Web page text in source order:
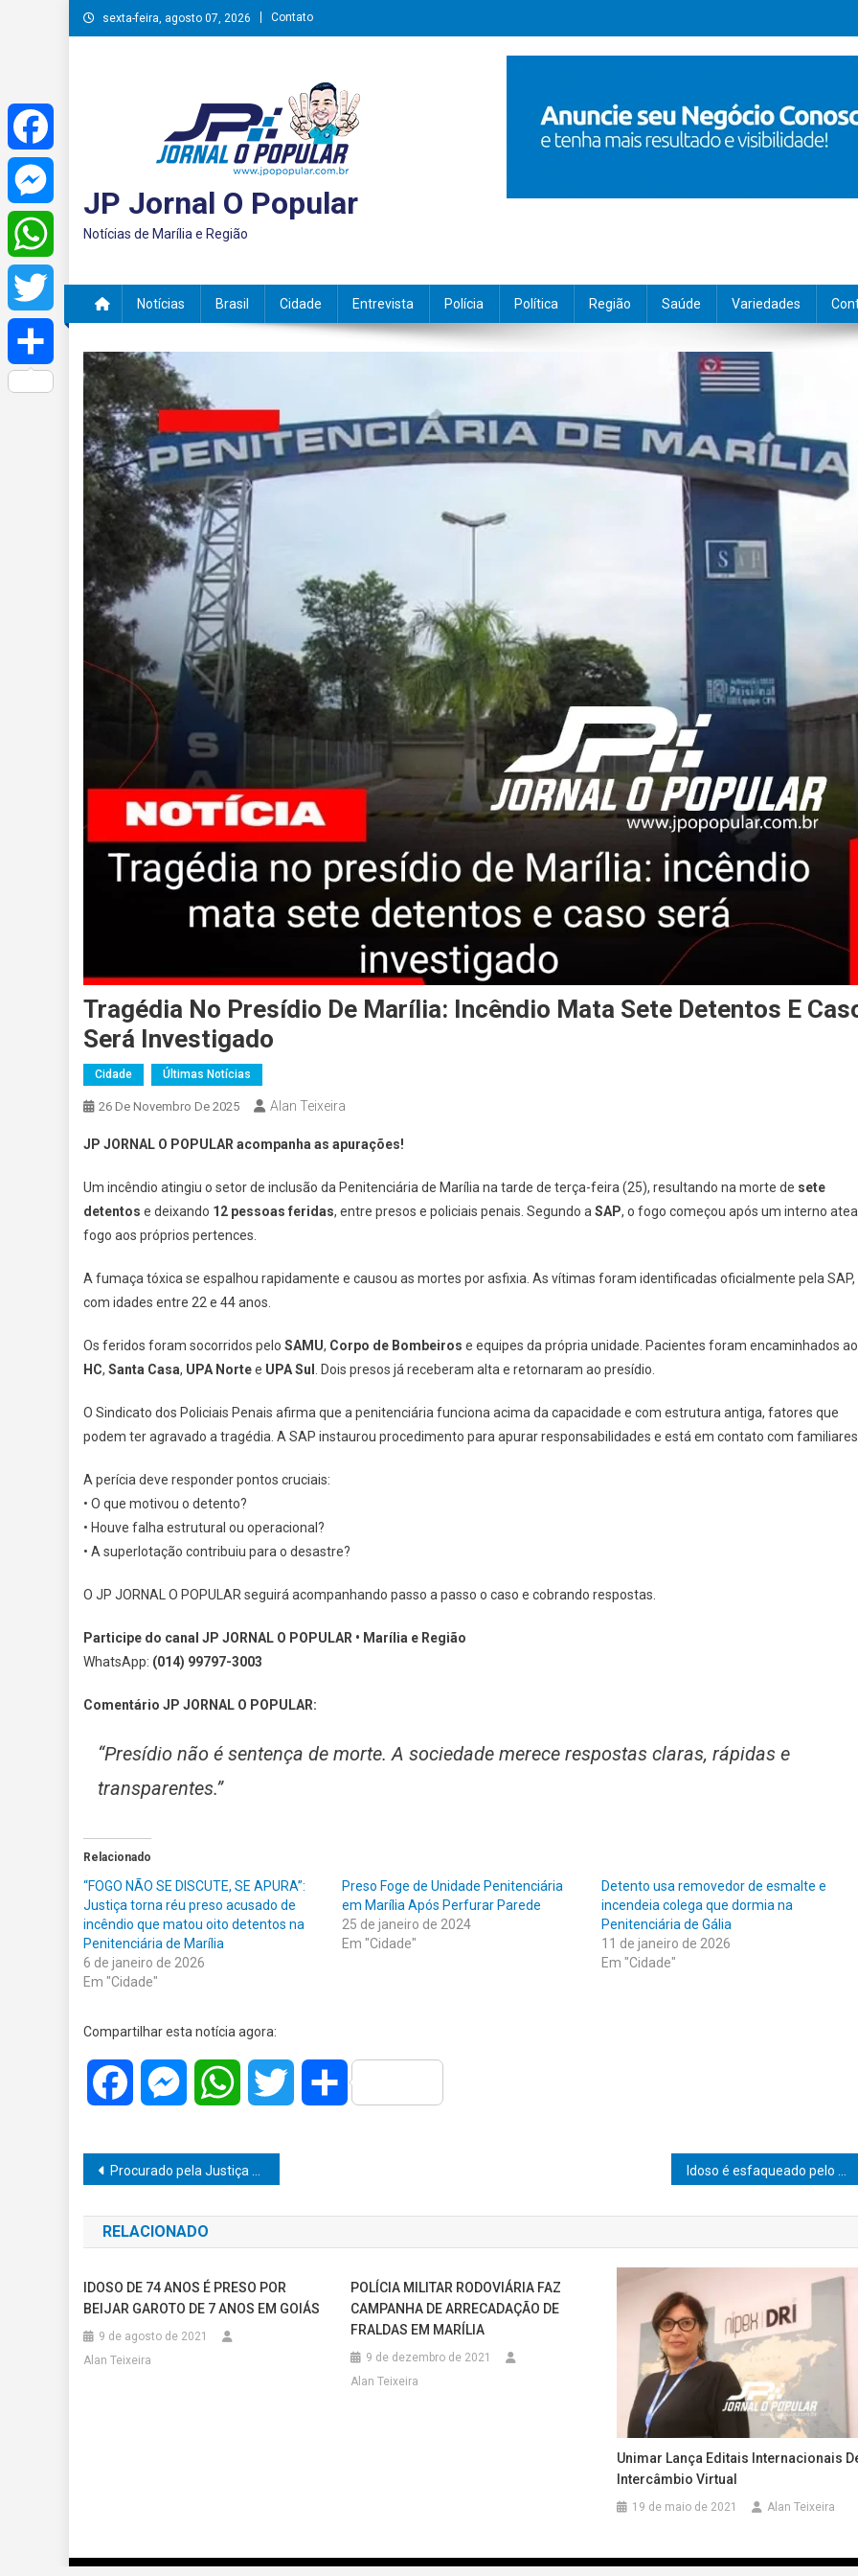
Skip
to
sexta-feira, agosto 07, 2026 Contato
JP Jornal O Popular
Notícias de Marília e Região
Notícias Brasil Cidade Entrevista Polícia Política Região Saúde Variedades
Tragédia No Presídio De Marília: Incêndio Mata Sete Detentos E
Será Investigado
Cidade Últimas Notícias
26 De Novembro De 2025 Alan Teixeira
JP JORNAL O POPULAR acompanha as apurações!
Um incêndio atingiu o setor de inclusão da Penitenciária de Marília na tarde de terça-feira (25), resultando na morte de sete
detentos e deixando 12 pessoas feridas, entre presos e policiais penais. Segundo aSAP, o fogo começou após um interno
fogo aos próprios pertences.
A fumaça tóxica se espalhou rapidamente e causou as mortes por asfixia. As vítimas foram identificadas oficialmente pela SAP,
com idades entre 22 e 44 anos.
Os feridos foram socorridos pelo SAMU, Corpo de Bombeiros e equipes da própria unidade. Pacientes foram encaminhados ao
HC, Santa Casa, UPA Nortee UPA Sul . Dois presos já receberam alta e retornaram ao presídio.
O Sindicato dos Policiais Penais afirma que a penitenciária funciona acima da capacidade e com estrutura antiga, fatores que
podem ter agravado a tragédia. A SAP instaurou procedimento para apurar responsabilidades e está em contato com
A perícia deve responder pontos cruciais:
• O que motivou o detento?
• Houve falha estrutural ou operacional?
• A superlotação contribuiu para o desastre?
O JP JORNAL O POPULAR seguirá acompanhando passo a passo o caso e cobrando respostas.
Participe do canal JP JORNAL O POPULAR • Marília e Região
WhatsApp: (014) 99797-3003
Comentário JP JORNAL O POPULAR:
“Presídio não é sentença de morte. A sociedade merece respostas claras, rápidas e
transparentes.”
Relacionado
“FOGO NÃO SE DISCUTE, SE APURA”:
Justiça torna réu preso acusado de
incêndio que matou oito detentos na
Penitenciária de Marília
6 de janeiro de 2026
Em "Cidade"
Preso Foge de Unidade Penitenciária
em Marília Após Perfurar Parede
25 de janeiro de 2024
Em "Cidade"
Detento usa removedor de esmalte e
incendeia colega que dormia na
Penitenciária de Gália
11 de janeiro de 2026
Em "Cidade"
Compartilhar esta notícia agora:
Facebook MessengerWhatsAppTwitter Share
Navegação
de
Post
Procurado pela Justiça morre após confronto com o BAEP na Zona Norte de Marília Idoso é esfaqueado pelo genro após discussão
RELACIONADO
IDOSO DE 74 ANOS É PRESO POR
BEIJAR GAROTO DE 7 ANOS EM GOIÁS
9 de agosto de 2021
Alan Teixeira
POLÍCIA MILITAR RODOVIÁRIA FAZ
CAMPANHA DE ARRECADAÇÃO DE
FRALDAS EM MARÍLIA
9 de dezembro de 2021
Alan Teixeira
Unimar Lança Editais Internacionais
Intercâmbio Virtual
19 de maio de 2021 Alan Teixeira
Facebook
Messenger
WhatsApp
Twitter
Share